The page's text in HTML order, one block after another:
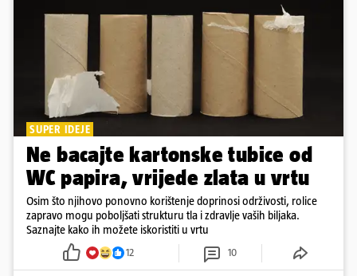
SUPER IDEJE
Ne bacajte kartonske tubice od
WC papira, vrijede zlata u vrtu
Osim što njihovo ponovno korištenje doprinosi održivosti, rolice
zapravo mogu poboljšati strukturu tla i zdravlje vaših biljaka.
Saznajte kako ih možete iskoristiti u vrtu
12 10